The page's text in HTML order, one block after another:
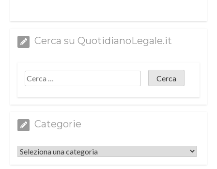
Cerca su QuotidianoLegale.it
Categorie
Categorie